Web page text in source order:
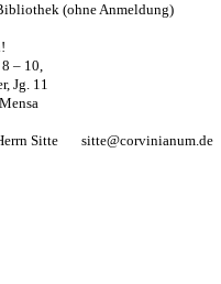
(ohne Anmeldung)
8 – 10,
Jg. 11
Sitte sitte@corvinianum.de